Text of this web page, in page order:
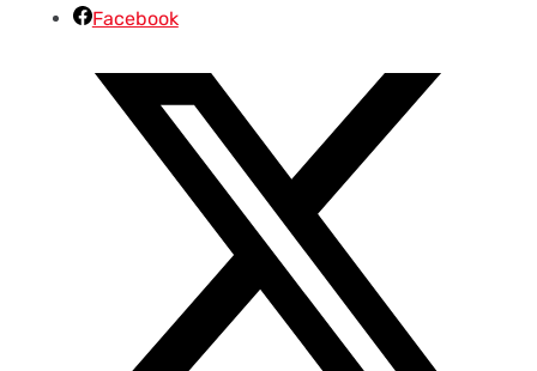
Facebook